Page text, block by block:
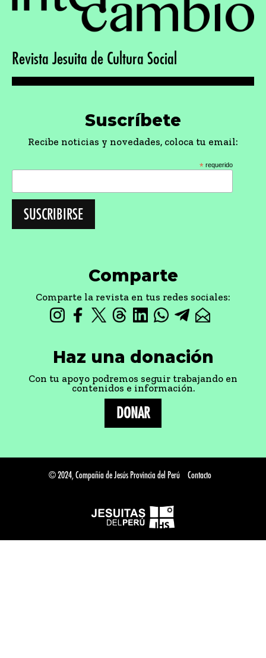
Revista Jesuita de Cultura Social
Suscríbete
Recibe noticias y novedades, coloca tu email:
* requerido
Comparte
Comparte la revista en tus redes sociales:
Haz una donación
Con tu apoyo podremos seguir trabajando en
contenidos e información.
DONAR
© 2024, Compañía de Jesús Provincia del Perú Contacto